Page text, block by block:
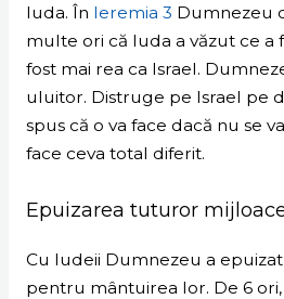
Iuda. În Ieremia 3 Dumnezeu
multe ori că Iuda a văzut ce a
fost mai rea ca Israel.
uluitor. Distruge pe Israel pe
spus că o va face dacă nu se
face ceva total diferit.
Epuizarea tuturor
Cu Iudeii Dumnezeu a
pentru mântuirea lor. De 6